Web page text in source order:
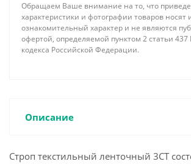
Обращаем Ваше внимание на то, что
характеристики и фотографии товаров носят
ознакомительный характер и не являются
офертой, определяемой пунктом 2 статьи 437
кодекса Российской Федерации.
Описание
Строп текстильный ленточный 3СТ